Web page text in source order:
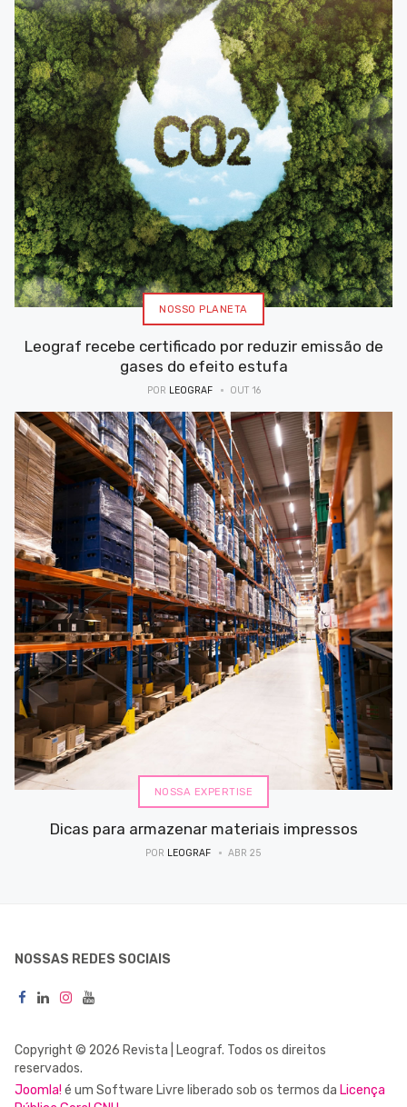
NOSSO PLANETA
Leograf recebe certificado por reduzir emissão de
gases do efeito estufa
POR LEOGRAF OUT 16
NOSSA EXPERTISE
Dicas para armazenar materiais impressos
POR LEOGRAF ABR 25
NOSSAS REDES SOCIAIS
Copyright © 2026 Revista | Leograf. Todos os direitos
reservados.
Joomla! é um Software Livre liberado sob os termos da Licença